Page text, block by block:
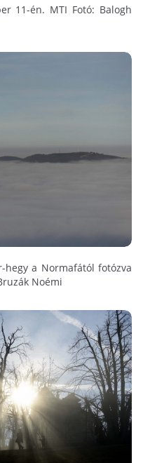
11-én. MTI Fotó: Balogh
a Normafától fotózva
Noémi